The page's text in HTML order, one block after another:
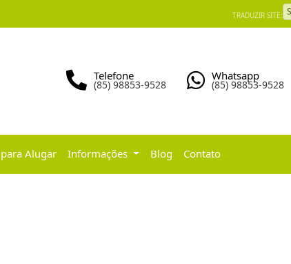
TRADUZIR SITE:
Whatsapp
(85) 98853-9528
Telefone
(85) 98853-9528
Alugar Informações Blog Contato